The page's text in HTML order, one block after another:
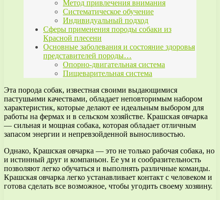
Метод привлечения внимания
Систематическое обучение
Индивидуальный подход
Сферы применения породы собаки из
Красной плесени
Основные заболевания и состояние здоровья
представителей породы…
Опорно-двигательная система
Пищеварительная система
Эта порода собак, известная своими выдающимися
пастушьими качествами, обладает неповторимым набором
характеристик, которые делают ее идеальным выбором для
работы на фермах и в сельском хозяйстве. Крашская овчарка
— сильная и мощная собака, которая обладает отличным
запасом энергии и непревзойденной выносливостью.
Однако, Крашская овчарка — это не только рабочая собака, но
и истинный друг и компаньон. Ее ум и сообразительность
позволяют легко обучаться и выполнять различные команды.
Крашская овчарка легко устанавливает контакт с человеком и
готова сделать все возможное, чтобы угодить своему хозяину.